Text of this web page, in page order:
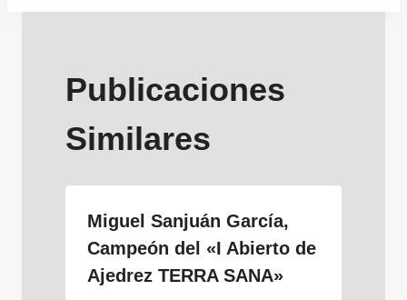
Publicaciones
Similares
Miguel Sanjuán García,
Campeón del «I Abierto de
Ajedrez TERRA SANA»